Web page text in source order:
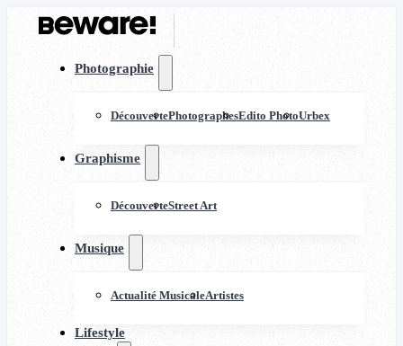
Photographie
DécouvertePhotographesEdito PhotoUrbex
Graphisme
DécouverteStreet Art
Musique
Actualité MusicaleArtistes
Lifestyle